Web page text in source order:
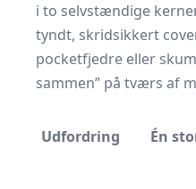
i to selvstændige
tyndt, skridsikkert
pocketfjedre eller
sammen” på tværs af
Udfordring Én